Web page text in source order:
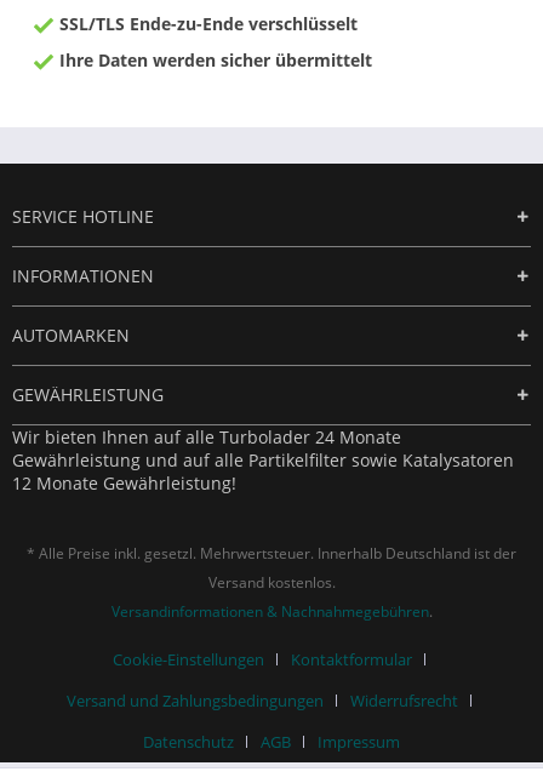
SSL/TLS Ende-zu-Ende verschlüsselt
Ihre Daten werden sicher übermittelt
SERVICE HOTLINE
INFORMATIONEN
AUTOMARKEN
GEWÄHRLEISTUNG
Wir bieten Ihnen auf alle Turbolader 24 Monate
Gewährleistung und auf alle Partikelfilter sowie Katalysatoren
12 Monate Gewährleistung!
* Alle Preise inkl. gesetzl. Mehrwertsteuer. Innerhalb Deutschland ist der
Versand kostenlos.
Versandinformationen & Nachnahmegebühren.
Cookie-Einstellungen
Kontaktformular
Versand und Zahlungsbedingungen
Widerrufsrecht
Datenschutz
AGB Impressum